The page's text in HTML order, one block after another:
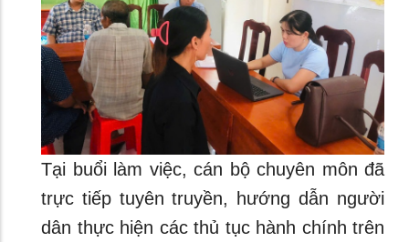
Tại buổi làm việc, cán bộ chuyên môn đã
trực tiếp tuyên truyền, hướng dẫn người
dân thực hiện các thủ tục hành chính trên